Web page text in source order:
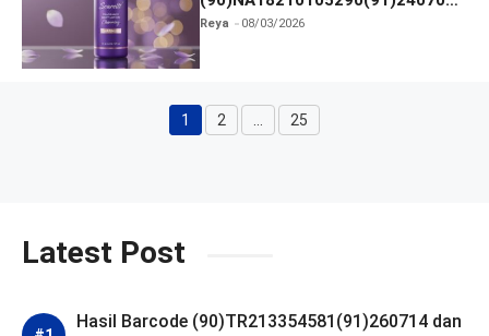
dan Izin BPOM
Reya 08/03/2026
Halaman
1 Halaman
2 Halaman
25
Latest Post
Hasil Barcode (90)TR213354581(91)260714 dan